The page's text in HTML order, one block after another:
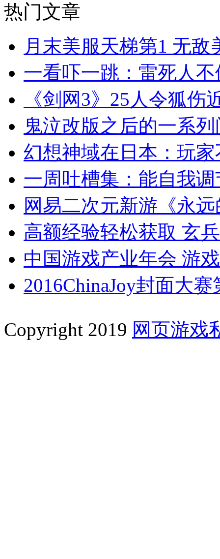
热门文章
月末美服天梯第1 无敌
一看吓一跳：雷死人
《剑网3》25人令狐伤
鬼泣改版之后的一系
幻想神域在日本：玩
一周吐槽集：能自我
网易二次元新游《永
高额经验轻松获取 玄
中国游戏产业年会 游
2016ChinaJoy封面大
Copyright 2019 网页游戏